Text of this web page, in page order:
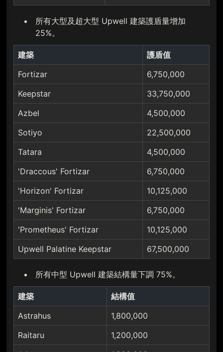
所有大型及超大型 Upwell 建築護盾量增加
25%。
建築
護盾值
Fortizar
6,750,000
Keepstar
33,750,000
Azbel
4,500,000
Sotiyo
22,500,000
Tatara
4,500,000
'Draccous' Fortizar
6,750,000
'Horizon' Fortizar
10,125,000
'Marginis' Fortizar
6,750,000
'Prometheus' Fortizar
10,125,000
Upwell Palatine Keepstar
67,500,000
所有中型 Upwell 建築結構量下調 75%。
建築
結構值
Astrahus
1,800,000
Raitaru
1,200,000